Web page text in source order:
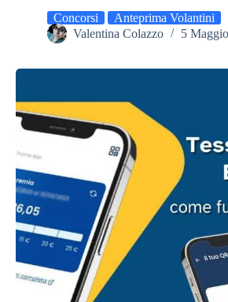
Concorsi
Anteprima Volantini
Valentina Colazzo
5